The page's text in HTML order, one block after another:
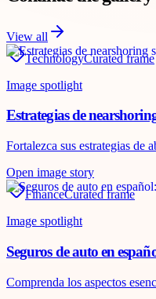
View all
TechnologyCurated frame
Image spotlight
Estrategias de
Fortalezca sus estrategias de
Open image story
FinanceCurated frame
Image spotlight
Seguros de auto en
Comprenda los aspectos